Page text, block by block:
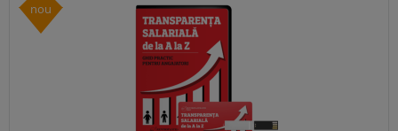
nou